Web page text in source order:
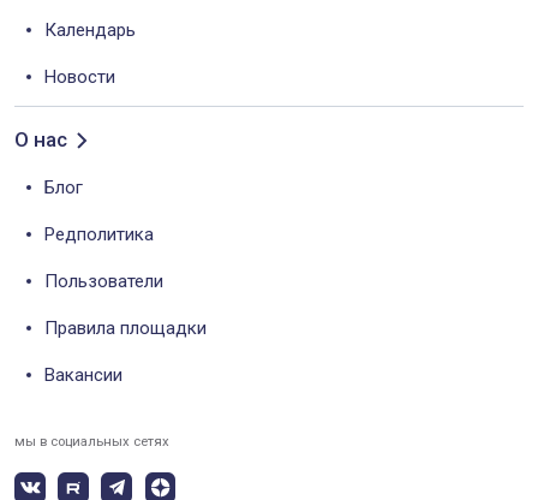
Календарь
Новости
О нас
Блог
Редполитика
Пользователи
Правила площадки
Вакансии
мы в социальных сетях